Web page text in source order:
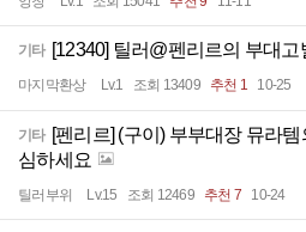
기타 [12340] 틸러@펜리르의 부대
마지막환상 Lv.1 조회 13409 추천 1 10-25
기타 [펜리르] (구이) 부부대장 뮤라
심하세요
틸러부위 Lv.15 조회 12469 추천 7 10-24